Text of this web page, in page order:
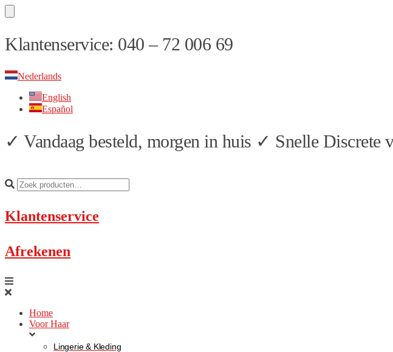
Skip
to
Skip
to
Klantenservice: 040 – 72 006 69
Nederlands
English
Español
✓ Vandaag besteld, morgen in huis ✓ Snelle
Klantenservice
Afrekenen
Home
Voor Haar
Lingerie & Kleding